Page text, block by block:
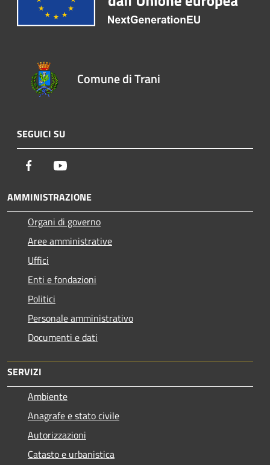
Comune di Trani
SEGUICI SU
Facebook
AMMINISTRAZIONE
Organi di governo
Aree amministrative
Uffici
Enti e fondazioni
Politici
Personale amministrativo
Documenti e dati
SERVIZI
Ambiente
Anagrafe e stato civile
Autorizzazioni
Catasto e urbanistica